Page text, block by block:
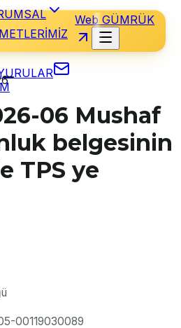
Web GÜMRÜK
06 Mushaf
belgesinin
TPS ye
00119030089